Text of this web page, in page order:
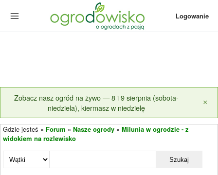
Logowanie
Zobacz nasz ogród na żywo — 8 i 9 sierpnia (sobota-
niedziela), kiermasz w niedzielę
×
Gdzie jesteś » Forum » Nasze ogrody » Milunia w ogrodzie - z
widokiem na rozlewisko
Szukaj